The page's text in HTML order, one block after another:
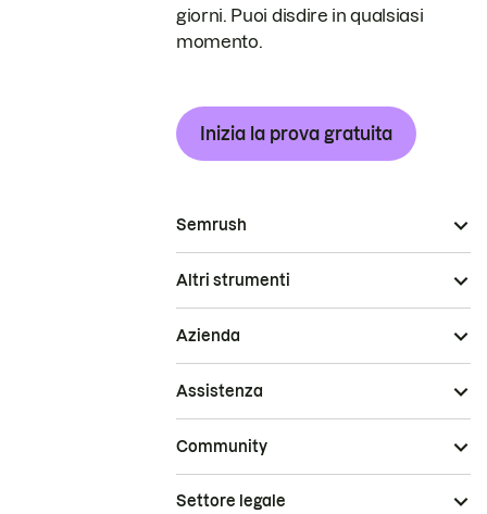
giorni. Puoi disdire in qualsiasi
momento.
Inizia la prova gratuita
Semrush
Altri strumenti
Azienda
Assistenza
Community
Settore legale